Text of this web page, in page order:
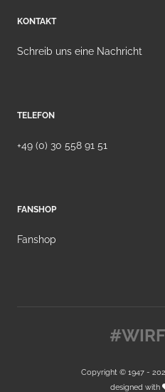
KONTAKT
Schreib uns eine Nachricht
TELEFON
+49 (0) 30 558 91 51
FANSHOP
Fanshop
Copyright © 1947 -
designed with